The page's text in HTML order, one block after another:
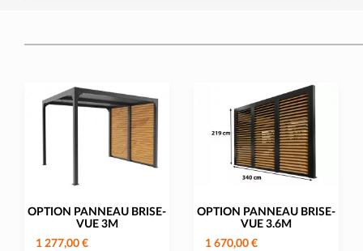
OPTION PANNEAU BRISE-
VUE 3M
1 277,00 €
OPTION PANNEAU BRISE-
VUE 3.6M
1 670,00 €